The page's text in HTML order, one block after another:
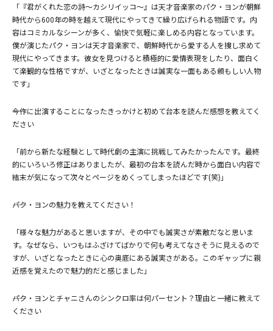
「『君がくれた恋の詩～カシリイッコ～』は天才音楽家のパク・ヨンが朝鮮
時代から600年の時を越えて現代にやってきて繰り広げられる物語です。内
容はコミカルなシーンが多く、愉快で気軽に楽しめる内容となっています。
僕が演じたパク・ヨンは天才音楽家で、朝鮮時代から愛する人を捜し求めて
現代にやってきます。彼女を見つけると積極的に愛情表現をしたり、面白く
て楽観的な性格ですが、いざとなったときは誠実な一面もある頼もしい人物
です」
――今作に出演することになったきっかけと初めて台本を読んだ感想を教えてく
ださい
「前から新たな経験として時代劇の主演に挑戦してみたかったんです。最終
的にいろいろ修正はありましたが、最初の台本を読んだ時から面白い内容で
結末が気になって次々とページをめくってしまったほどです(笑)」
――パク・ヨンの魅力を教えてください！
「様々な魅力があると思いますが、その中でも誠実さが素敵だなと思いま
す。なぜなら、いつもはふざけてばかりで何も考えてなさそうに見えるので
すが、いざとなったときに心の奥底にある誠実さがある。このギャップに親
近感を覚えたので魅力的だと感じました」
――パク・ヨンとチャニさんのシンクロ率は何パーセント？理由と一緒に教えて
ください
(C)CONS TV ALL RIGHTS RESERVED.